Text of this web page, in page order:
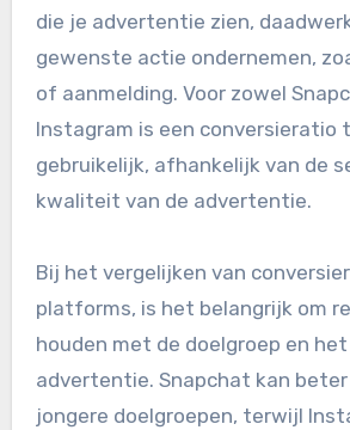
die je advertentie zien,
gewenste actie ondernemen,
of aanmelding. Voor zowel
Instagram is een conversieratio
gebruikelijk, afhankelijk van de
kwaliteit van de advertentie.
Bij het vergelijken van
platforms, is het belangrijk om
houden met de doelgroep en
advertentie. Snapchat kan
jongere doelgroepen, terwijl